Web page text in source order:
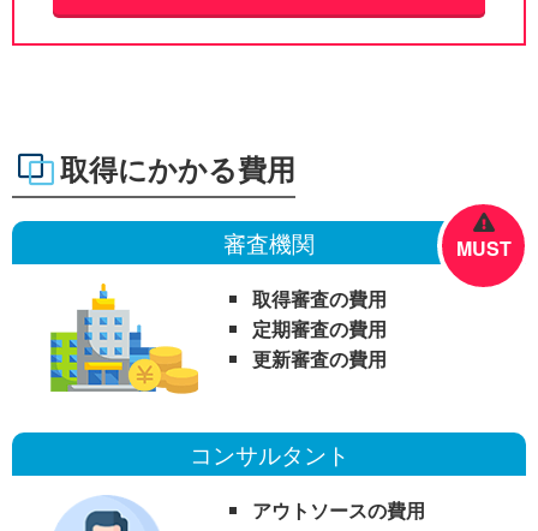
取得にかかる費用
審査機関
MUST
取得審査の費用
定期審査の費用
更新審査の費用
コンサルタント
アウトソースの費用